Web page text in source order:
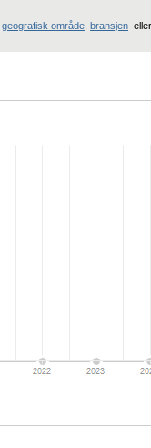
geografisk område bransjen